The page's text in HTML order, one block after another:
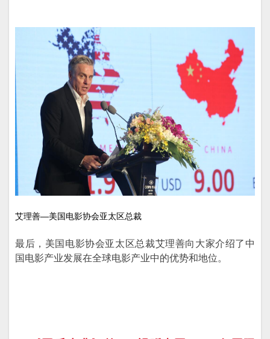
艾理善—美国电影协会亚太区总裁
最后，美国电影协会亚太区总裁艾理善向大家介绍了中
国电影产业发展在全球电影产业中的优势和地位。